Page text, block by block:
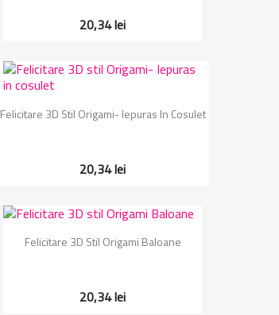
20,34 lei
Vizualizare rapida
Felicitare 3D Stil Origami- Iepuras In Cosulet
20,34 lei
Vizualizare rapida
Felicitare 3D Stil Origami Baloane
20,34 lei